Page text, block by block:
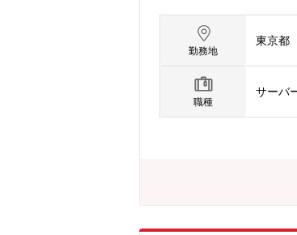
めの詳細な計画の策定、
れており、安心して長く
フレッシュ！午後はシス
勤務地
東京都
職種
サーバ